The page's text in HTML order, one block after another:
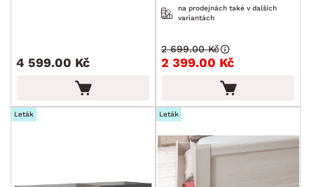
4 599.00 Kč
na prodejnách také v dalších
variantách
2 399.00 Kč
2 699.00 Kč
Leták Leták